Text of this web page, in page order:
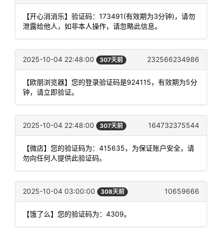
【开心消消乐】验证码：173491(有效期为3分钟)，请勿
泄露给他人，如非本人操作，请忽略此信息。
2025-10-04 22:48:00 307天前 232566234986
【欧朋浏览器】您的登录验证码是924115，有效期为5分
钟，请立即验证。
2025-10-04 22:48:00 307天前 164732375544
【微店】您的验证码为：415635，为保证账户安全，请
勿向任何人提供此验证码。
2025-10-04 03:00:00 308天前 10659666
【饿了么】您的验证码为：4309。